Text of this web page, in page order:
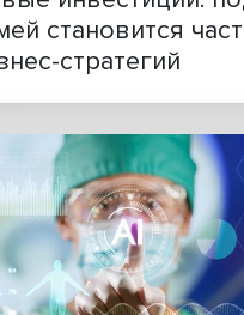
Новые
семей
бизнес-